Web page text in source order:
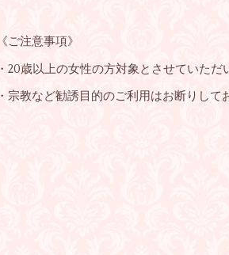
《ご注意事項》
・20歳以上の女性の方対象とさせていただ
・宗教など勧誘目的のご利用はお断りして